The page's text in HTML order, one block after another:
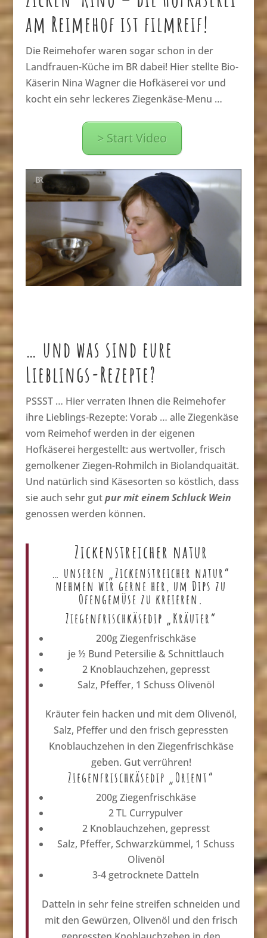
am Reimehof ist filmreif!
Die Reimehofer waren sogar schon in der
Landfrauen-Küche im BR dabei! Hier stellte Bio-
Käserin Nina Wagner die Hofkäserei vor und
kocht ein sehr leckeres Ziegenkäse-Menu …
> Start Video
… und was sind eure
Lieblings-Rezepte?
PSSST … Hier verraten Ihnen die Reimehofer
ihre Lieblings-Rezepte: Vorab … alle Ziegenkäse
vom Reimehof werden in der eigenen
Hofkäserei hergestellt: aus wertvoller, frisch
gemolkener Ziegen-Rohmilch in Biolandquaität.
Und natürlich sind Käsesorten so köstlich, dass
sie auch sehr gutpur mit einem Schluck Wein
genossen werden können.
Zickenstreicher natur
… unseren „Zickenstreicher natur“
nehmen wir gerne her, um Dips zu
Ofengemüse zu kreieren.
Ziegenfrischkäsedip „Kräuter“
200g Ziegenfrischkäse
je ½ Bund Petersilie & Schnittlauch
2 Knoblauchzehen, gepresst
Salz, Pfeffer, 1 Schuss Olivenöl
Kräuter fein hacken und mit dem Olivenöl,
Salz, Pfeffer und den frisch gepressten
Knoblauchzehen in den Ziegenfrischkäse
geben. Gut verrühren!
Ziegenfrischkäsedip „Orient“
200g Ziegenfrischkäse
2 TL Currypulver
2 Knoblauchzehen, gepresst
Salz, Pfeffer, Schwarzkümmel, 1 Schuss
Olivenöl
3-4 getrocknete Datteln
Datteln in sehr feine streifen schneiden und
mit den Gewürzen, Olivenöl und den frisch